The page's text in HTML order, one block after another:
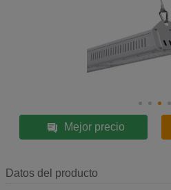
Mejor precio
Datos del producto